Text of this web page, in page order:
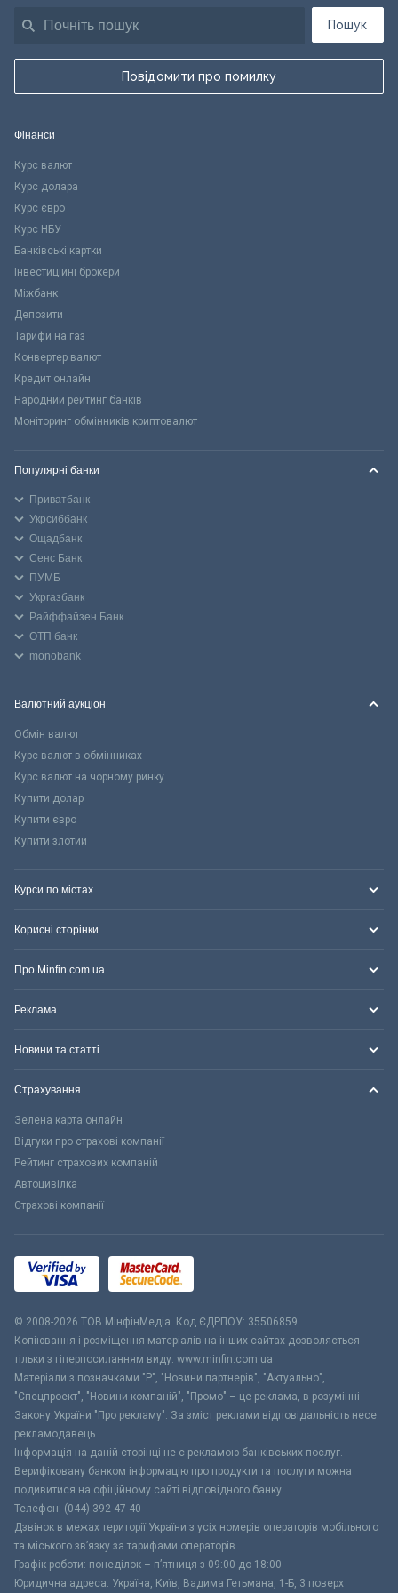
Пошук
Повідомити про помилку
Фінанси
Курс валют
Курс долара
Курс євро
Курс НБУ
Банківські картки
Інвестиційні брокери
Міжбанк
Депозити
Тарифи на газ
Конвертер валют
Кредит онлайн
Народний рейтинг банків
Моніторинг обмінників криптовалют
Популярні банки
Приватбанк
Укрсиббанк
Ощадбанк
Сенс Банк
ПУМБ
Укргазбанк
Райффайзен Банк
ОТП банк
monobank
Валютний аукціон
Обмін валют
Курс валют в обмінниках
Курс валют на чорному ринку
Купити долар
Купити євро
Купити злотий
Курси по містах
Корисні сторінки
Про Minfin.com.ua
Реклама
Новини та статті
Страхування
Зелена карта онлайн
Відгуки про страхові компанії
Рейтинг страхових компаній
Автоцивілка
Страхові компанії
© 2008-2026 ТОВ МiнфiнМедiа. Код ЄДРПОУ: 35506859
Копіювання і розміщення матеріалів на інших сайтах дозволяється
тільки з гіперпосиланням виду: www.minfin.com.ua
Матеріали з позначками "Р", "Новини партнерів", "Актуально",
"Спецпроект", "Новини компаній", "Промо" – це реклама, в розумінні
Закону України "Про рекламу". За зміст реклами відповідальність несе
рекламодавець.
Інформація на даній сторінці не є рекламою банківських послуг.
Верифіковану банком інформацію про продукти та послуги можна
подивитися на офіційному сайті відповідного банку.
Телефон: (044) 392-47-40
Дзвінок в межах території України з усіх номерів операторів мобільного
та міського зв’язку за тарифами операторів
Графік роботи: понеділок – п’ятниця з 09:00 до 18:00
Юридична адреса: Україна, Київ, Вадима Гетьмана, 1-Б, 3 поверх